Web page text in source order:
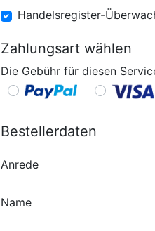
Handelsregister-
Zahlungsart wählen
Die Gebühr für diesen
Bestellerdaten
Anrede
Name